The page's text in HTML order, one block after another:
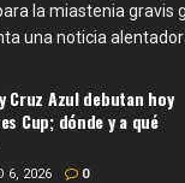
la miastenia gravis
una noticia
Cruz Azul debutan hoy
Cup; dónde y a qué
6, 2026 0